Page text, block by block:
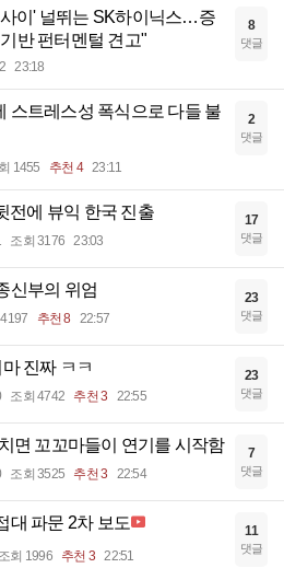
이' 널뛰는 SK하이닉스…증
반 펀터멘털 견고"
23:18
8
댓글
스트레스성 폭식으로 다들 불
1455 추천 4 23:11
2
댓글
전에 뷰익 한국 진출
조회 3176 23:03
17
댓글
신부의 위엄
추천 8 22:57
23
댓글
진짜 ㅋㅋ
조회 4742 추천 3 22:55
23
댓글
면 꼬꼬마들이 연기를 시작함
조회 3525 추천 3 22:54
7
댓글
대 파문 2차 보도
조회 1996 추천 3 22:51
11
댓글